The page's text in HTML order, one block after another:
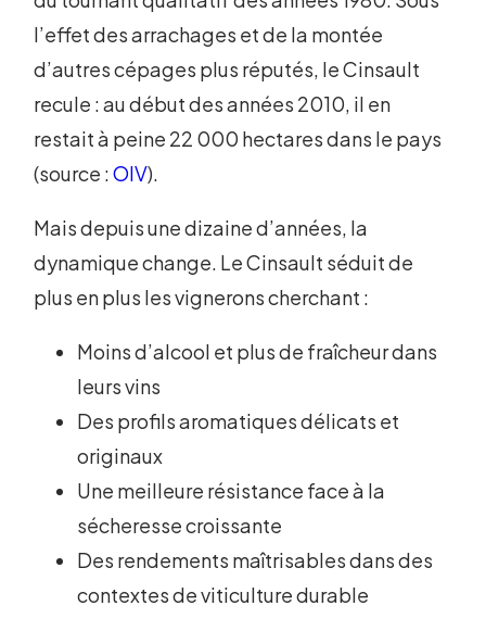
l’effet des arrachages et de la montée
d’autres cépages plus réputés, le Cinsault
recule : au début des années 2010, il en
restait à peine 22 000 hectares dans le pays
(source :OIV).
Mais depuis une dizaine d’années, la
dynamique change. Le Cinsault séduit de
plus en plus les vignerons cherchant :
Moins d’alcool et plus de fraîcheur dans
leurs vins
Des profils aromatiques délicats et
originaux
Une meilleure résistance face à la
sécheresse croissante
Des rendements maîtrisables dans des
contextes de viticulture durable